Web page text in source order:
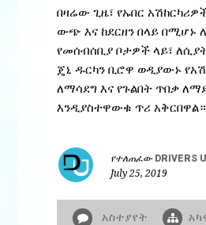
በዛሬው ጊዜ፣ የኡበር
ውጭ እና ከደርዘን በላይ በሚሆኑ
የመሰብሰቢያ ቦታዎች ላይ፣
ጄኒ ዱርካን ቢሮዋ ወዲያውኑ
ለማሳደግ እና የጉልበት ጥበቃ
እንዲያስተዋውቁ ጥሪ
የተለጠፈው DRIVERS
July 25, 2019
አስተያየት